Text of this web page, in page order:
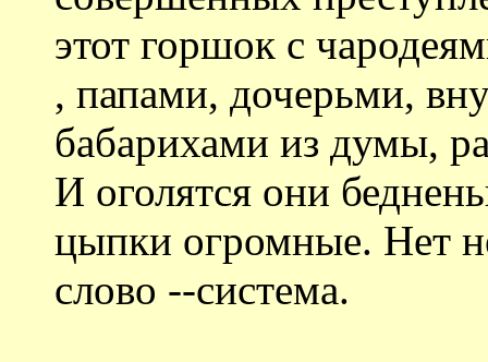
этот горшок с
, папами, дочерьми,
бабарихами из думы,
И оголятся они
цыпки огромные. Нет
слово --система.